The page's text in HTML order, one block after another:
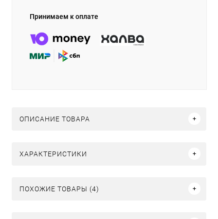
Принимаем к оплате
ОПИСАНИЕ ТОВАРА
ХАРАКТЕРИСТИКИ
ПОХОЖИЕ ТОВАРЫ (4)